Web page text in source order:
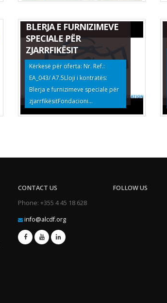
BLERJA E FURNIZIMEVE
SPECIALE PËR
ZJARRFIKËSIT
Kërkesë për oferta: Nr. Ref.:
EA_043/ A7.5Lloji i kontratës:
Blerja e furnizimeve speciale për
zjarrfikësitFondacioni...
CONTACT US
Phone: +355 4 45 18 628
info@alcdf.org
FOLLOW US